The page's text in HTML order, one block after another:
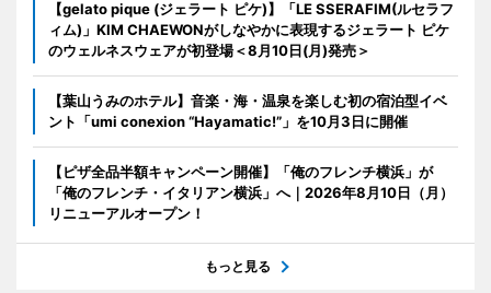
【gelato pique (ジェラート ピケ)】「LE SSERAFIM(ルセラフ
ィム)」KIM CHAEWONがしなやかに表現するジェラート ピケ
のウェルネスウェアが初登場＜8月10日(月)発売＞
【葉山うみのホテル】音楽・海・温泉を楽しむ初の宿泊型イベ
ント「umi conexion “Hayamatic!”」を10月3日に開催
【ピザ全品半額キャンペーン開催】「俺のフレンチ横浜」が
「俺のフレンチ・イタリアン横浜」へ｜2026年8月10日（月）
リニューアルオープン！
もっと見る